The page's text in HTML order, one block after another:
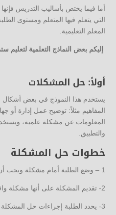
أما فيما يختص بأساليب التدريس
التي يتعلم فيها المتعلم ومستوى
المعلم التعليمية.
إليكم بعض النماذج التعلمية لتعليم
أولاً: حل المشكلات
يستخدم هذا النموذج في بعض أشكال
المفاهيم مثلاً: توضيح عمل إدارة أو
المعلومات عن مشكلة علمية،
والتطبيق.
خطوات حل المشكلة
1 – وضع الطلبة أمام مشكلة ويجب أن يحس الطلبة بالمشكلة.
2- تقديم المشكلة على أنها مشكلة واقعية.
3- يحدد الطلبة إجراءات حل المشكلة والمعلومات التي يحتاجون إليها.